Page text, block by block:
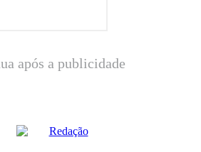
após a publicidade